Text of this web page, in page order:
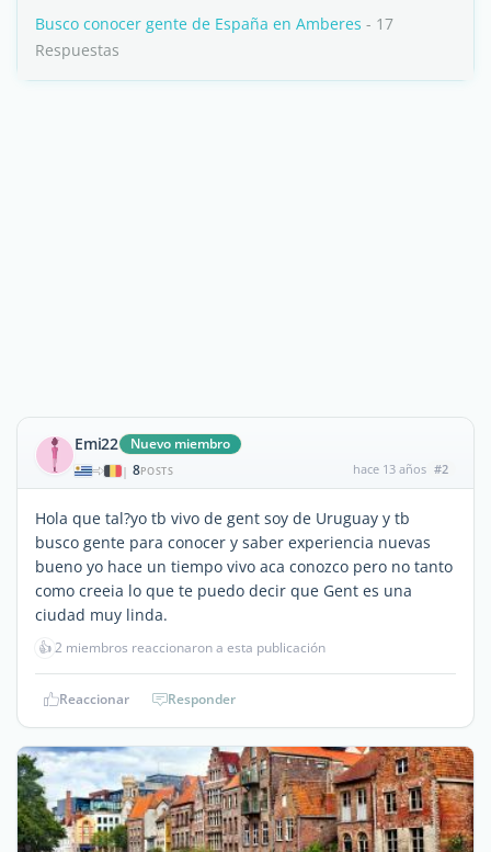
Busco conocer gente de España en Amberes - 17
Respuestas
Emi22 Nuevo miembro
| 8POSTS hace 13 años #2
Hola que tal?yo tb vivo de gent soy de Uruguay y tb
busco gente para conocer y saber experiencia nuevas
bueno yo hace un tiempo vivo aca conozco pero no tanto
como creeia lo que te puedo decir que Gent es una
ciudad muy linda.
👍2 miembros reaccionaron a esta publicación
Reaccionar Responder